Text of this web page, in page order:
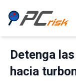
Detenga
hacia